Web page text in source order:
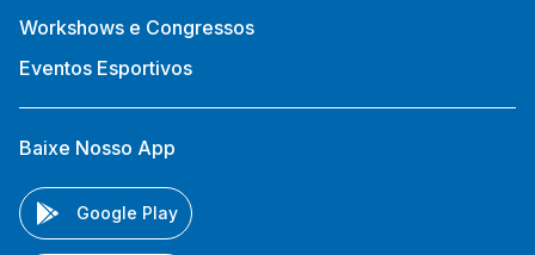
Workshows e Congressos
Eventos Esportivos
Baixe Nosso App
Google Play